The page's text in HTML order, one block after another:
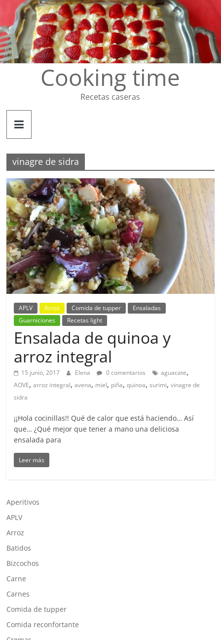
Saltar
contenido
Cooking time
Recetas caseras
vinagre de sidra
APLV Arroz Comida de tupper
Ensaladas
Guarniciones
Recetas light
Ensalada de quinoa y
arroz integral
15 junio, 2017 Elena 0 comentarios aguacate,
AOVE,arroz integral,avena, miel, piña,quinoa,surimi,vinagre de
sidra
¡¡Hola cocinillas!! Qué de calor que está haciendo… Así
que… ¿Qué mejor que tener a mano una deliciosa
ensalada para
Leer más
Aperitivos
APLV
Arroz
Batidos
Bizcochos
Carne
Carnes
Comida de tupper
Comida reconfortante